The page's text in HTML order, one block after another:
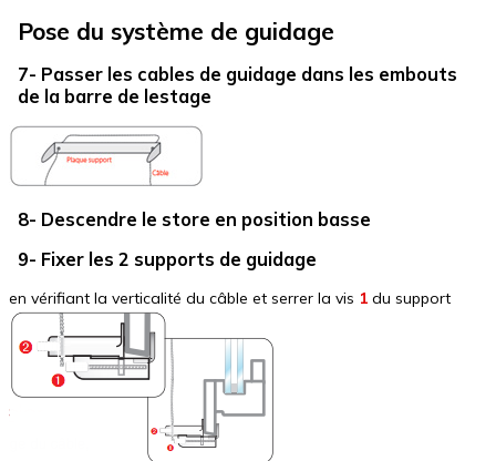
Pose du système de guidage
7- Passer les cables de guidage dans les embouts
de la barre de lestage
8- Descendre le store en position basse
9- Fixer les 2 supports de guidage
en vérifiant la verticalité du câble et serrer la vis 1 du support